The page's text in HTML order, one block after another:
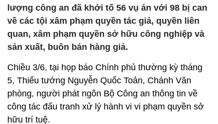
lượng công an đã khởi tố 56 vụ án với 98 bị can
về các tội xâm phạm quyền tác giả, quyền liên
quan, xâm phạm quyền sở hữu công nghiệp và
sản xuất, buôn bán hàng giả.
Chiều 3/6, tại họp báo Chính phủ thường kỳ tháng
5, Thiếu tướng Nguyễn Quốc Toản, Chánh Văn
phòng, người phát ngôn Bộ Công an thông tin về
công tác đấu tranh xử lý hành vi vi phạm quyền sở
hữu trí tuệ.